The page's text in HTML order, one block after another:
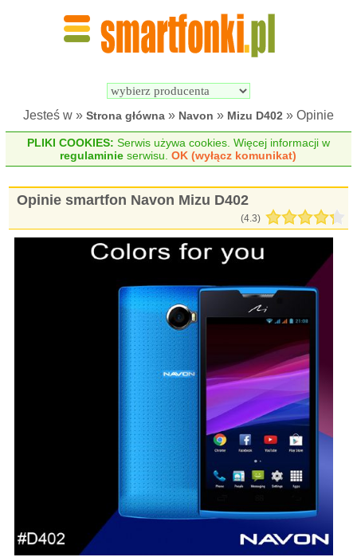
Jesteś w » Strona główna » Navon » Mizu D402 » Opinie
PLIKI COOKIES: Serwis używa cookies. Więcej informacji w
regulaminie serwisu.OK (wyłącz komunikat)
Opinie smartfon Navon Mizu D402
(4.3)